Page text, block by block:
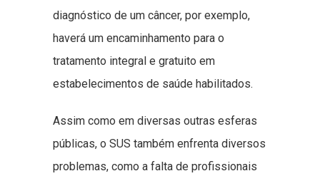
diagnóstico de um câncer, por exemplo,
haverá um encaminhamento para o
tratamento integral e gratuito em
estabelecimentos de saúde habilitados.
Assim como em diversas outras esferas
públicas, o SUS também enfrenta diversos
problemas, como a falta de profissionais